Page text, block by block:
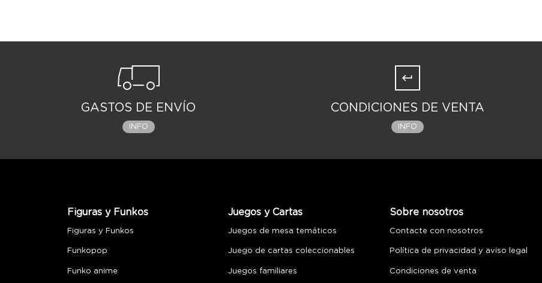
GASTOS DE ENVÍO
INFO
CONDICIONES DE VENTA
INFO
Figuras y Funkos
Figuras y Funkos
Funkopop
Funko anime
Juegos y Cartas
Juegos de mesa temáticos
Juego de cartas coleccionables
Juegos familiares
Sobre nosotros
Contacte con nosotros
Política de privacidad y aviso legal
Condiciones de venta